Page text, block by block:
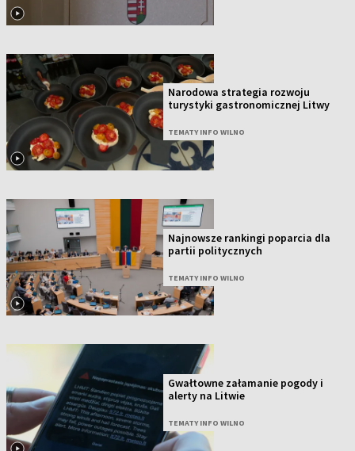
Narodowa strategia rozwoju
turystyki gastronomicznej Litwy
TEMATY INFO WILNO
Najnowsze rankingi poparcia dla
partii politycznych
TEMATY INFO WILNO
Gwałtowne załamanie pogody i
alerty na Litwie
TEMATY INFO WILNO